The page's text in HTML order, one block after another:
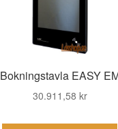
Bokningstavla EASY
30.911,58 kr